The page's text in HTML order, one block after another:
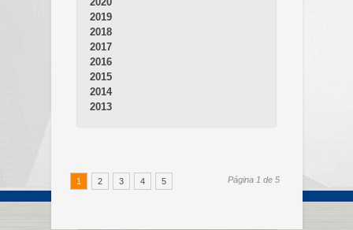
2019
2018
2017
2016
2015
2014
2013
Página 1 de 5
1 2 3 4 5